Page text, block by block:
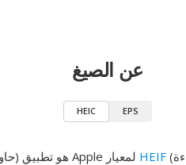
عن الصيغ
HEIC EPS
HEIF (تنسيق ملفات الصور عالية الكفاءة)